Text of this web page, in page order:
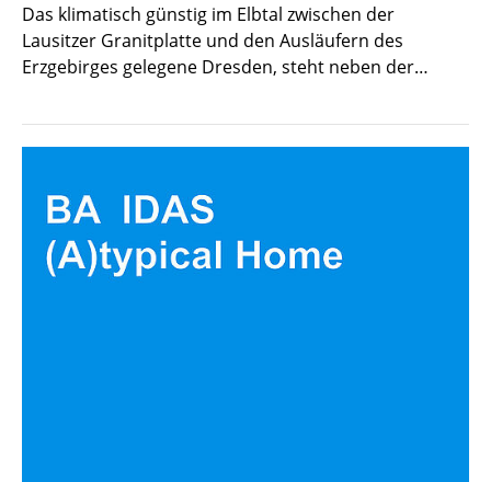
Das klimatisch günstig im Elbtal zwischen der
Lausitzer Granitplatte und den Ausläufern des
Erzgebirges gelegene Dresden, steht neben der…